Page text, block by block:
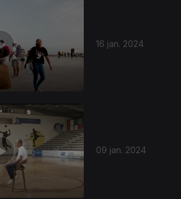
16 jan. 2024
09 jan. 2024